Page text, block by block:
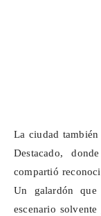
La ciudad
Destacado,
compartió
Un galardón que
escenario